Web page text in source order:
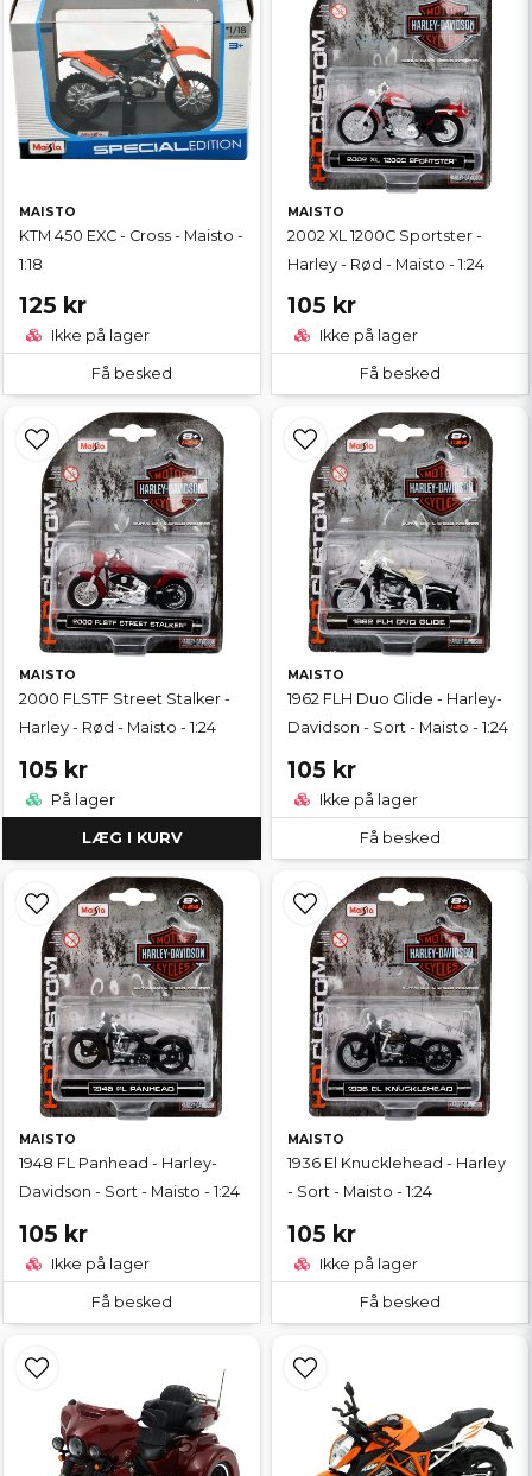
MAISTO
KTM 450 EXC - Cross - Maisto -
1:18
125 kr
Ikke på lager
Få besked
MAISTO
2002 XL 1200C Sportster -
Harley - Rød - Maisto - 1:24
105 kr
Ikke på lager
Få besked
MAISTO
2000 FLSTF Street Stalker -
Harley - Rød - Maisto - 1:24
105 kr
På lager
LÆG I KURV
MAISTO
1962 FLH Duo Glide - Harley-
Davidson - Sort - Maisto - 1:24
105 kr
Ikke på lager
Få besked
MAISTO
1948 FL Panhead - Harley-
Davidson - Sort - Maisto - 1:24
105 kr
Ikke på lager
Få besked
MAISTO
1936 El Knucklehead - Harley
- Sort - Maisto - 1:24
105 kr
Ikke på lager
Få besked